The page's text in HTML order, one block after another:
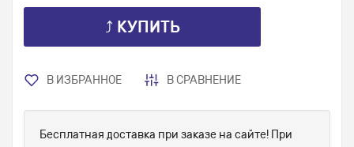
⤴ КУПИТЬ
В ИЗБРАННОЕ В СРАВНЕНИЕ
Бесплатная доставка при заказе на сайте! При